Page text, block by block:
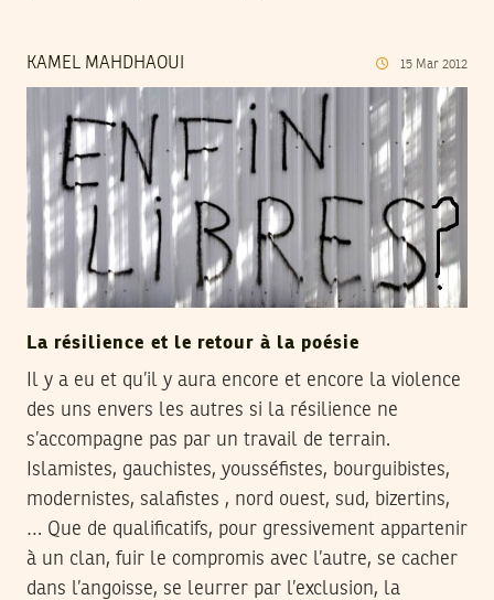
KAMEL MAHDHAOUI 15 Mar 2012
La résilience et le retour à la poésie
Il y a eu et qu’il y aura encore et encore la violence
des uns envers les autres si la résilience ne
s’accompagne pas par un travail de terrain.
Islamistes, gauchistes, yousséfistes, bourguibistes,
modernistes, salafistes , nord ouest, sud, bizertins,
… Que de qualificatifs, pour gressivement appartenir
à un clan, fuir le compromis avec l’autre, se cacher
dans l’angoisse, se leurrer par l’exclusion, la